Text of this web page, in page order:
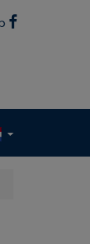
Facebook